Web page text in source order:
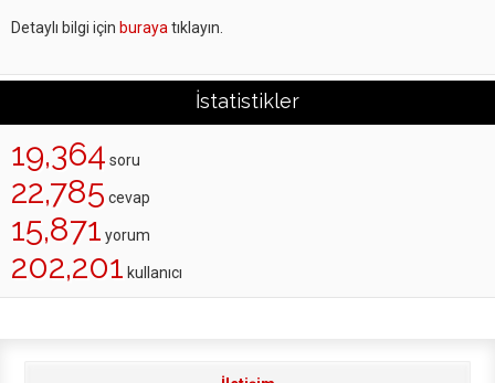
Detaylı bilgi için buraya tıklayın.
İstatistikler
19,364 soru
22,785 cevap
15,871 yorum
202,201 kullanıcı